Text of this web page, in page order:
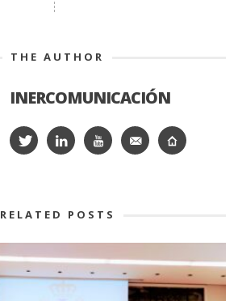
THE AUTHOR
INERCOMUNICACIÓN
RELATED POSTS